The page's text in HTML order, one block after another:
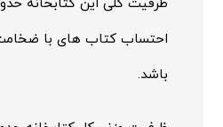
احتساب کتاب های با
باشد.